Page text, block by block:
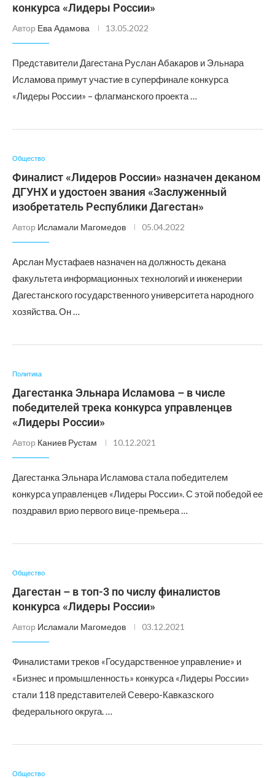
конкурса «Лидеры России»
Автор Ева Адамова 13.05.2022
Представители Дагестана Руслан Абакаров и Эльнара
Исламова примут участие в суперфинале конкурса
«Лидеры России» – флагманского проекта …
Общество
Финалист «Лидеров России» назначен деканом
ДГУНХ и удостоен звания «Заслуженный
изобретатель Республики Дагестан»
Автор Исламали Магомедов 05.04.2022
Арслан Мустафаев назначен на должность декана
факультета информационных технологий и инженерии
Дагестанского государственного университета народного
хозяйства. Он …
Политика
Дагестанка Эльнара Исламова – в числе
победителей трека конкурса управленцев
«Лидеры России»
Автор Каниев Рустам 10.12.2021
Дагестанка Эльнара Исламова стала победителем
конкурса управленцев «Лидеры России». С этой победой ее
поздравил врио первого вице-премьера …
Общество
Дагестан – в топ-3 по числу финалистов
конкурса «Лидеры России»
Автор Исламали Магомедов 03.12.2021
Финалистами треков «Государственное управление» и
«Бизнес и промышленность» конкурса «Лидеры России»
стали 118 представителей Северо-Кавказского
федерального округа. …
Общество